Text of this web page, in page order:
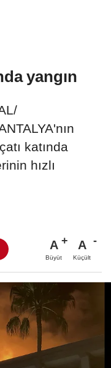
yangın
katında
hızlı
A
Büyüt
A
Küçült